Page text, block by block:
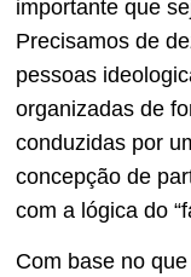
importante que
Precisamos de
pessoas
organizadas de
conduzidas por
concepção de
com a lógica do
Com base no